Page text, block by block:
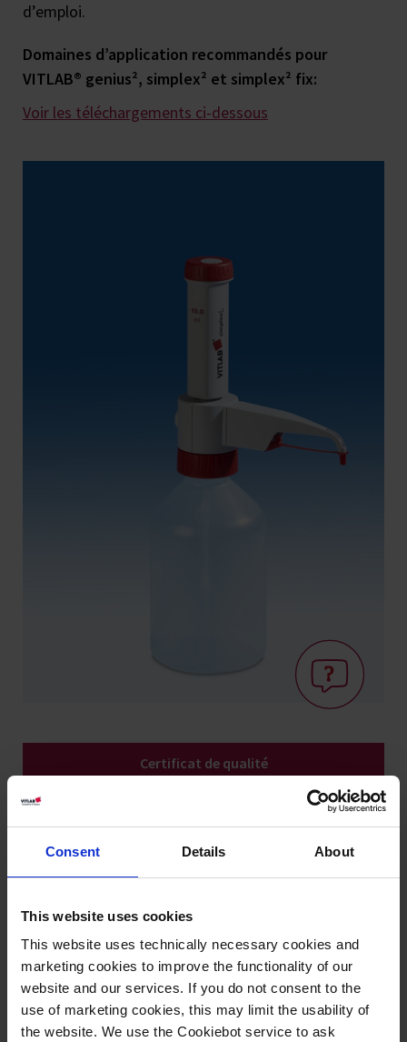
Consent Details About
This website uses cookies
This website uses technically necessary cookies and
marketing cookies to improve the functionality of our
website and our services. If you do not consent to the
use of marketing cookies, this may limit the usability of
the website. We use the Cookiebot service to ask
d’emploi.
Domaines d’application recommandés pour
VITLAB® genius², simplex² et simplex² fix:
Voir les téléchargements ci-dessous
Certificat de qualité
Savoir: Dosage
Variantes / Tailles
Volume
ml
Subdivision
ml
E ≤ ±
%
Exactitude ≤ ±
µl
CV ≤
%
UE Réf.